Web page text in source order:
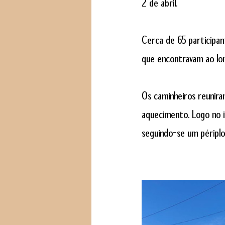
2 de abril.
Cerca de 65
que encontravam ao
Os caminheiros
aquecimento. Logo no
seguindo-se um